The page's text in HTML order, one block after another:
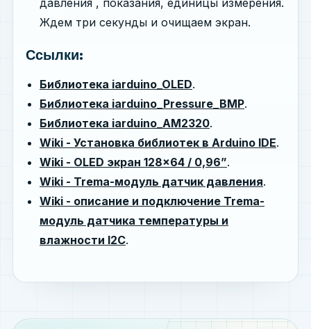
Ждем три секунды и очищаем экран.
Ссылки:
Библиотека iarduino_OLED.
Библиотека iarduino_Pressure_BMP.
Библиотека iarduino_AM2320.
Wiki - Установка библиотек в Arduino IDE.
Wiki - OLED экран 128×64 / 0,96”.
Wiki - Trema-модуль датчик давления.
Wiki - описание и подключение Trema-
модуль датчика температуры и
влажности I2C.